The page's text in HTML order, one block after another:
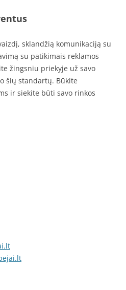
sklandžią komunikaciją su
su patikimais reklamos
žingsniu priekyje už savo
šių standartų. Būkite
ir siekite būti savo rinkos